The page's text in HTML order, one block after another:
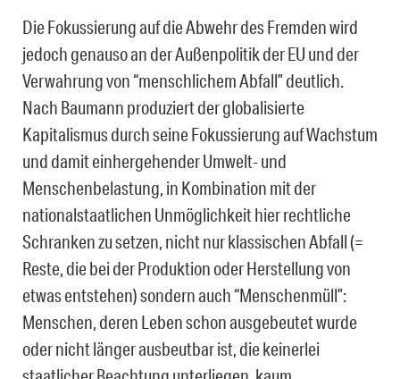
Die Fokussierung auf die Abwehr des Fremden wird
jedoch genauso an der Außenpolitik der EU und der
Verwahrung von “menschlichem Abfall” deutlich.
Nach Baumann produziert der globalisierte
Kapitalismus durch seine Fokussierung auf Wachstum
und damit einhergehender Umwelt- und
Menschenbelastung, in Kombination mit der
nationalstaatlichen Unmöglichkeit hier rechtliche
Schranken zu setzen, nicht nur klassischen Abfall (=
Reste, die bei der Produktion oder Herstellung von
etwas entstehen) sondern auch “Menschenmüll”:
Menschen, deren Leben schon ausgebeutet wurde
oder nicht länger ausbeutbar ist, die keinerlei